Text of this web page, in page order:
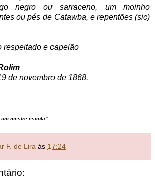
negro ou sarraceno, um moinho
ou pés de Catawba, e repentões (sic)
respeitado e capelão
de novembro de 1868.
mestre escola"
F. de Lira às 17:24